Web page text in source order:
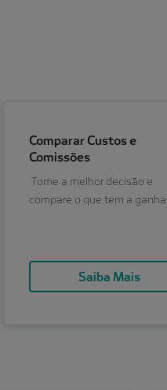
Comparar Custos e
Comissões
Tome a melhor decisão e
compare o que tem a
Saiba Mais